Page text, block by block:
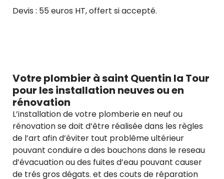
Devis : 55 euros HT, offert si accepté.
Votre plombier à saint Quentin la Tour
pour les installation neuves ou en
rénovation
L’installation de votre plomberie en neuf ou
rénovation se doit d’être réalisée dans les règles
de l’art afin d’éviter tout problême ultérieur
pouvant conduire a des bouchons dans le reseau
d’évacuation ou des fuites d’eau pouvant causer
de trés gros dégats. et des couts de réparation